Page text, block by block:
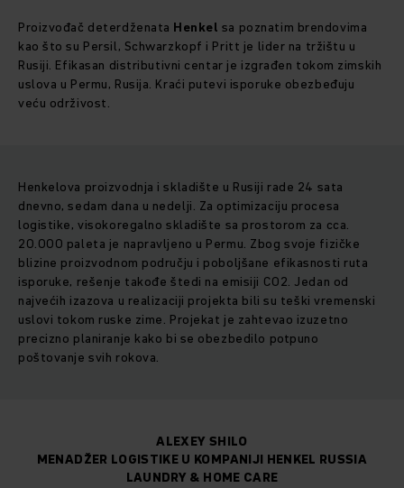
Proizvođač deterdženata Henkel sa poznatim brendovima
kao što su Persil, Schwarzkopf i Pritt je lider na tržištu u
Rusiji. Efikasan distributivni centar je izgrađen tokom zimskih
uslova u Permu, Rusija. Kraći putevi isporuke obezbeđuju
veću održivost.
Henkelova proizvodnja i skladište u Rusiji rade 24 sata
dnevno, sedam dana u nedelji. Za optimizaciju procesa
logistike, visokoregalno skladište sa prostorom za cca.
20.000 paleta je napravljeno u Permu. Zbog svoje fizičke
blizine proizvodnom području i poboljšane efikasnosti ruta
isporuke, rešenje takođe štedi na emisiji CO2. Jedan od
najvećih izazova u realizaciji projekta bili su teški vremenski
uslovi tokom ruske zime. Projekat je zahtevao izuzetno
precizno planiranje kako bi se obezbedilo potpuno
poštovanje svih rokova.
ALEXEY SHILO
MENADŽER LOGISTIKE U KOMPANIJI HENKEL RUSSIA
LAUNDRY & HOME CARE